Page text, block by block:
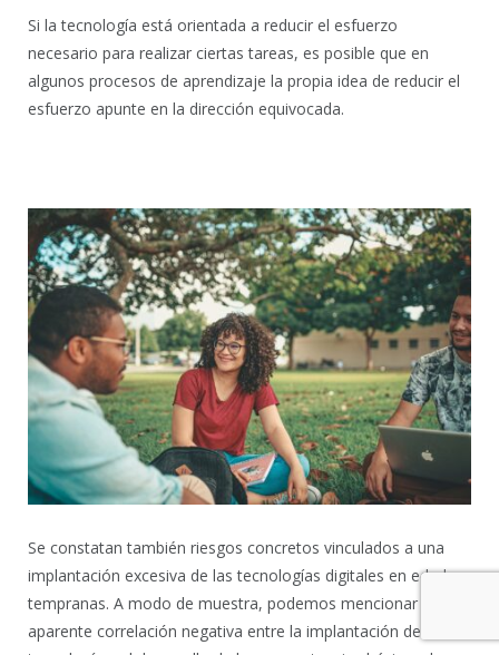
Si la tecnología está orientada a reducir el esfuerzo
necesario para realizar ciertas tareas, es posible que en
algunos procesos de aprendizaje la propia idea de reducir el
esfuerzo apunte en la dirección equivocada.
Se constatan también riesgos concretos vinculados a una
implantación excesiva de las tecnologías digitales en edades
tempranas. A modo de muestra, podemos mencionar la
aparente correlación negativa entre la implantación de